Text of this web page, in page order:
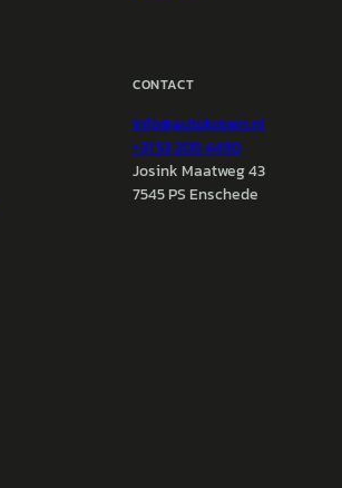
CONTACT
info@autokopen.nl
+31 53 208 4490
Josink Maatweg 43
7545 PS Enschede